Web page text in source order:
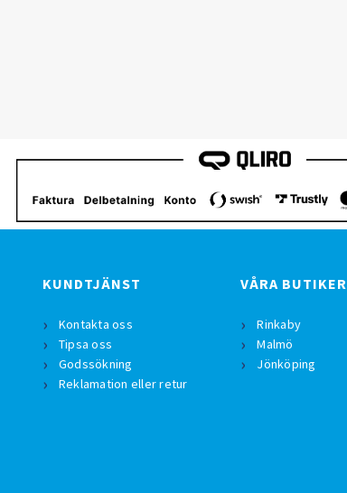
KUNDTJÄNST
Kontakta oss
Tipsa oss
Godssökning
Reklamation eller retur
VÅRA BUTIKER
Rinkaby
Malmö
Jönköping